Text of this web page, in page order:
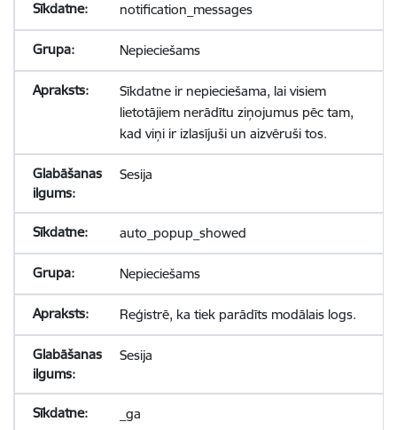
notification_messages
Nepieciešams
Sīkdatne ir nepieciešama, lai visiem
lietotājiem nerādītu ziņojumus pēc tam,
kad viņi ir izlasījuši un aizvēruši tos.
Sesija
auto_popup_showed
Nepieciešams
Reģistrē, ka tiek parādīts modālais logs.
Sesija
_ga